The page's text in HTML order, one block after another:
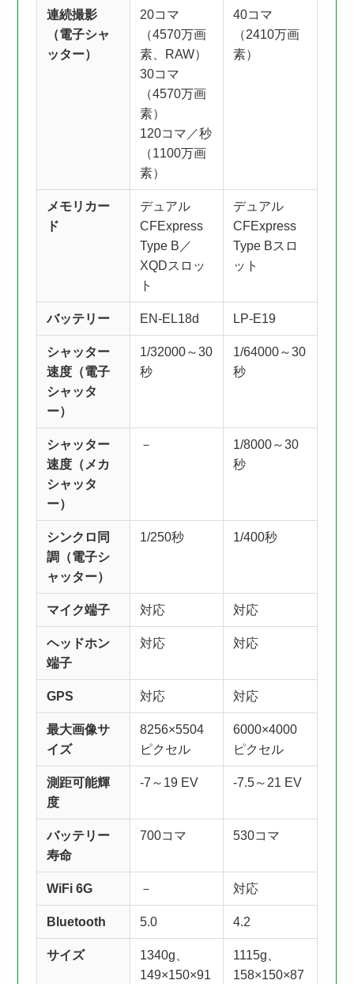
連続撮影
（電子シャ
ッター）
20コマ
（4570万画
素、RAW）
30コマ
（4570万画
素）
120コマ／秒
（1100万画
素）
40コマ
（2410万画
素）
メモリカー
ド
デュアル
CFExpress
Type B／
XQDスロッ
ト
デュアル
CFExpress
Type Bスロ
ット
バッテリー EN-EL18d LP-E19
シャッター
速度（電子
シャッタ
ー）
1/32000～30
秒
1/64000～30
秒
シャッター
速度（メカ
シャッタ
ー）
－
1/8000～30
秒
シンクロ同
調
（電子シ
ャッター）
1/250秒 1/400秒
マイク端子 対応 対応
ヘッドホン
端子
対応 対応
GPS 対応 対応
最大画像サ
イズ
8256×5504
ピクセル
6000×4000
ピクセル
測距可能輝
度
-7～19 EV -7.5～21 EV
バッテリー
寿命
700コマ 530コマ
WiFi 6G － 対応
Bluetooth 5.0 4.2
サイズ
1340g、
149×150×91
1115g、
158×150×87